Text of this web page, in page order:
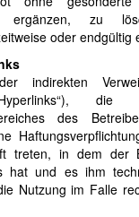
ergänzen, zu
oder endgültig
indirekten
die
des
treten, in dem der
hat und es ihm
Nutzung im Falle